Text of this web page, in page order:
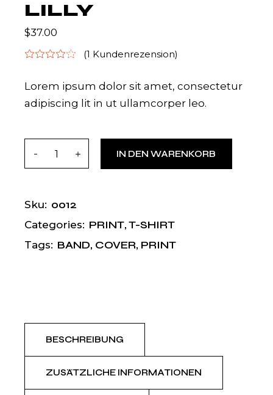
LILLY
$37.00
(1 Kundenrezension)
Lorem ipsum dolor sit amet, consectetur
adipiscing lit in ut ullamcorper leo.
Lilly quantity
IN DEN WARENKORB
Sku: 0012
Categories: PRINT,T-SHIRT
Tags: BAND, COVER, PRINT
BESCHREIBUNG
ZUSÄTZLICHE INFORMATIONEN